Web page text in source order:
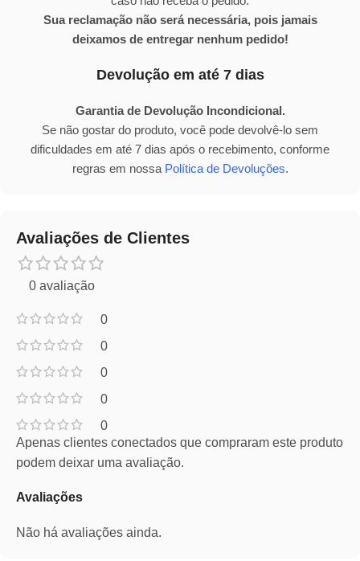
Sua reclamação não será necessária, pois jamais
deixamos de entregar nenhum pedido!
Devolução em até 7 dias
Garantia de Devolução Incondicional.
Se não gostar do produto, você pode devolvê-lo sem
dificuldades em até 7 dias após o recebimento, conforme
regras em nossa Política de Devoluções.
Avaliações de Clientes
0 avaliação
0
0
0
0
0
Avaliações
Não há avaliações ainda.
Apenas clientes conectados que compraram este produto
podem deixar uma avaliação.